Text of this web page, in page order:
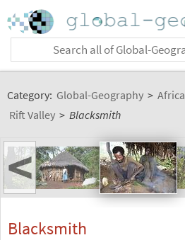
Category: Global-Geography > Africa
Rift Valley > Blacksmith
<
Blacksmith